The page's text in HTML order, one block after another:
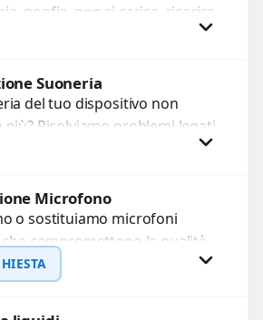
gonfia, non si carica, ricarica
di ricarica esauriti?
Procedi
Suoneria
del tuo dispositivo non
Risolviamo problemi legati
difettosi con interventi
Procedi
Microfono
o sostituiamo microfoni
compromettono la qualità
registrazioni o delle
Diagnosi accurata e ricambi